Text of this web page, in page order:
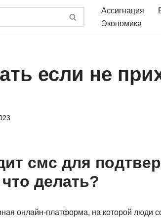
Ассигнация
Экономика
если не
смс для
делать?
онлайн-платформа, на которой люди